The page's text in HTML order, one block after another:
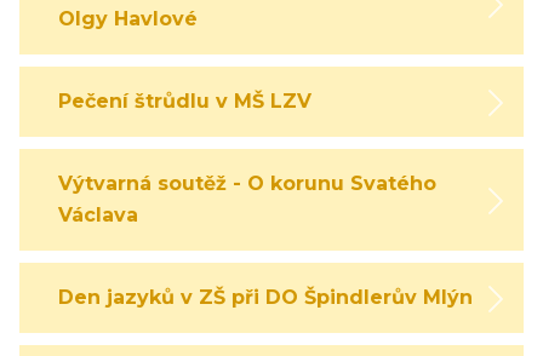
Olgy Havlové
Pečení štrůdlu v MŠ LZV
Výtvarná soutěž - O korunu Svatého
Václava
Den jazyků v ZŠ při DO Špindlerův Mlýn